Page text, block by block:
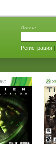
Логин:
Регистрация|